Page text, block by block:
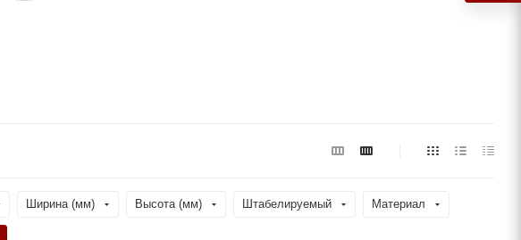
Ширина (мм) Высота (мм) Штабелируемый Материал